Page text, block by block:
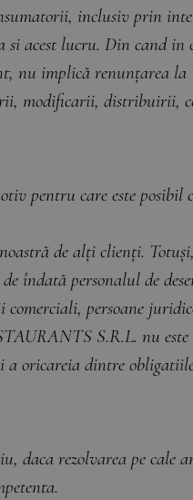
inclusiv prin
lucru. Din cand in
nu implică renunțarea
modificarii, distribuirii,
pentru care este posibil
de alți clienți.
îndată personalul de
persoane
S.R.L. nu este
oricareia dintre
daca rezolvarea pe cale